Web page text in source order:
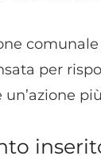
per